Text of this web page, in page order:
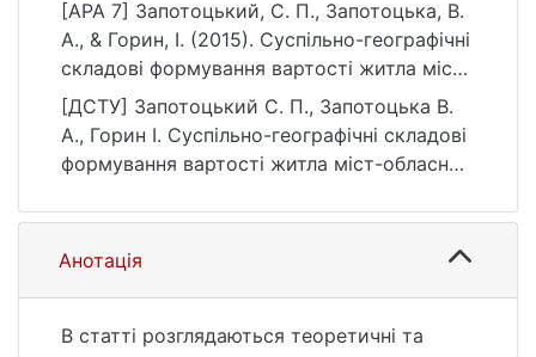
[APA 7] Запотоцький, С. П., Запотоцька, В.
А., & Горин, І. (2015). Суспільно-географічні
складові формування вартості житла міст-
обласних центрів Західного регіону
України. Вісник Київського національного
університету імені Тараса Шевченка.
Географія, (1(63)), 53–58.
https://doi.org/10.17721/1728-2721.2015.63.14
[ДСТУ] Запотоцький С. П., Запотоцька В.
А., Горин І. Суспільно-географічні складові
формування вартості житла міст-обласних
Київського національного університету
імені Тараса Шевченка. Географія. 2015. №
1(63). С. 53—58. DOI: 10.17721/1728-
25.07.2026).
Анотація
В статті розглядаються теоретичні та